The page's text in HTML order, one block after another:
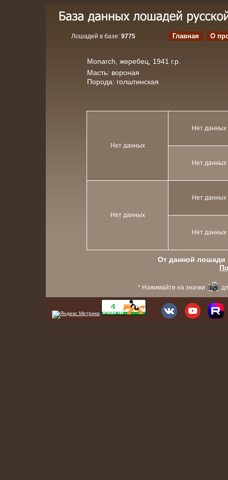
Лошадей в базе: 9775 Главная О
Monarch, жеребец, 1941 г.р.
Масть: вороная
Порода: голштинская
Нет данных
Нет данных
Нет данных
Нет данных
Нет данных
Нет данных
От данной лошади
* Нажимайте на значки